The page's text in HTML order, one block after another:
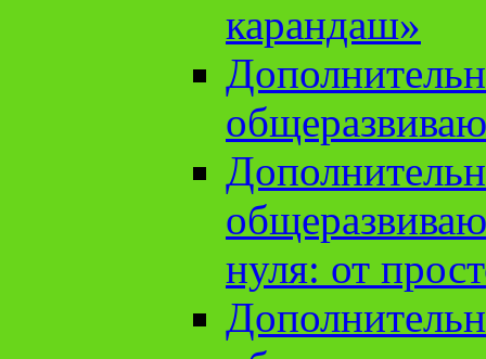
карандаш»
нуля: от